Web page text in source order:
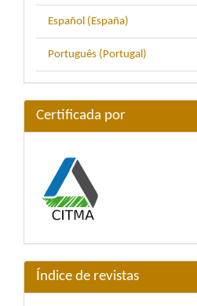
Español (España)
Português (Portugal)
Certificada por
Índice de revistas